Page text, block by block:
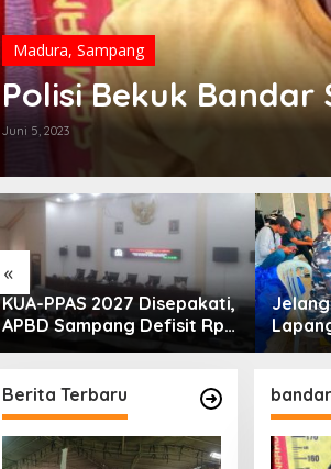
Madura, Sampang
Polisi Bekuk
Juni 5, 2023
«
KUA-PPAS 2027 Disepakati,
APBD Sampang Defisit Rp
Berita Terbaru